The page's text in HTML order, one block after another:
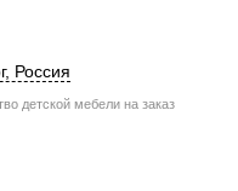
, Россия
детской мебели на заказ